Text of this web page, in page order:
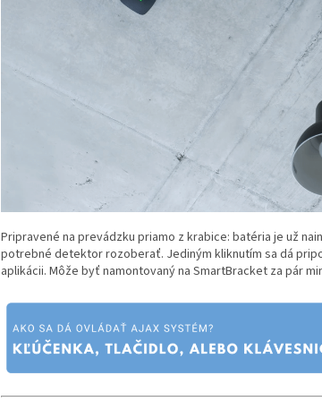
Pripravené na prevádzku priamo z krabice: batéria je už
potrebné detektor rozoberať. Jediným kliknutím sa dá
aplikácii. Môže byť namontovaný na SmartBracket za pár